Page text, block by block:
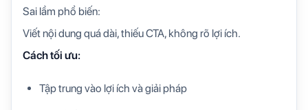
Sai lầm phổ biến:
Viết nội dung quá dài, thiếu CTA, không rõ lợi ích.
Cách tối ưu:
Tập trung vào lợi ích và giải pháp